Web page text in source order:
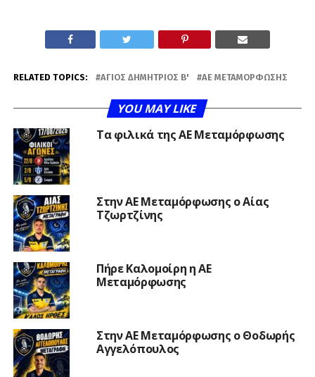
RELATED TOPICS: ΑΓΙΟΣ ΔΗΜΉΤΡΙΟΣ Β' ΑΕ ΜΕΤΑΜΌΡΦΩΣΗΣ
YOU MAY LIKE
Τα φιλικά της ΑΕ Μεταμόρφωσης
Στην ΑΕ Μεταμόρφωσης ο Αίας
Τζωρτζίνης
Πήρε Καλομοίρη η ΑΕ
Μεταμόρφωσης
Στην ΑΕ Μεταμόρφωσης ο Θοδωρής
Αγγελόπουλος